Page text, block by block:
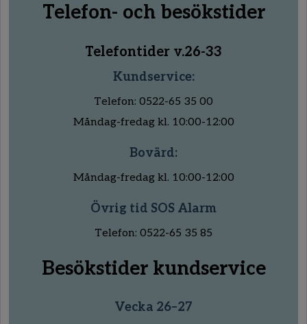
Telefon- och besökstider
Telefontider v.26-33
Kundservice:
Telefon: 0522-65 35 00
Måndag-fredag kl. 10:00-12:00
Bovärd:
Måndag-fredag kl. 10:00-12:00
Övrig tid SOS Alarm
Telefon: 0522-65 35 85
Besökstider kundservice
Vecka 26–27